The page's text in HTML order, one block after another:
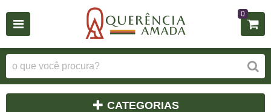
0
CATEGORIAS